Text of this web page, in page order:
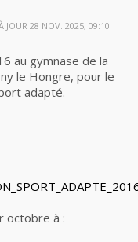
JOUR 28 NOV. 2025, 09:10
au gymnase de la
le Hongre, pour le
adapté.
octobre à :